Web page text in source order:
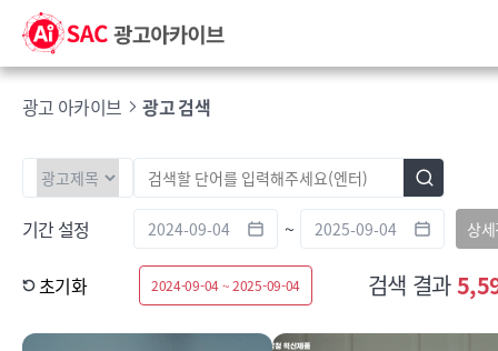
광고 아카이브 광고 검색
기간 설정 ~ 상
초기화 2024-09-04 ~ 2025-09-04 검색 결과